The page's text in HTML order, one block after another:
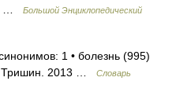
…
Большой Энциклопедический
1 • болезнь (995)
Тришин. 2013 …
Словарь